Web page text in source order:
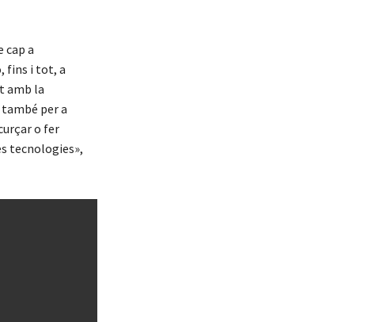
cap a
fins i tot, a
amb la
per a
o fer
tecnologies»,